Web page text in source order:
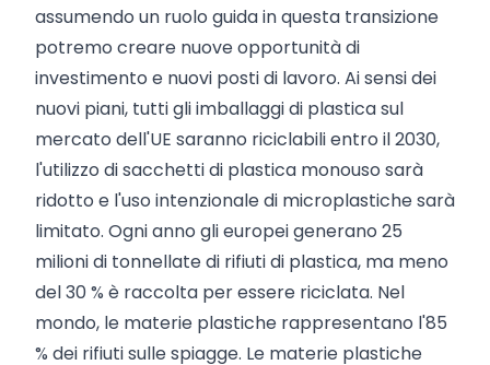
assumendo un ruolo guida in questa transizione
potremo creare nuove opportunità di
investimento e nuovi posti di lavoro. Ai sensi dei
nuovi piani, tutti gli imballaggi di plastica sul
mercato dell'UE saranno riciclabili entro il 2030,
l'utilizzo di sacchetti di plastica monouso sarà
ridotto e l'uso intenzionale di microplastiche sarà
limitato. Ogni anno gli europei generano 25
milioni di tonnellate di rifiuti di plastica, ma meno
del 30 % è raccolta per essere riciclata. Nel
mondo, le materie plastiche rappresentano l'85
% dei rifiuti sulle spiagge. Le materie plastiche